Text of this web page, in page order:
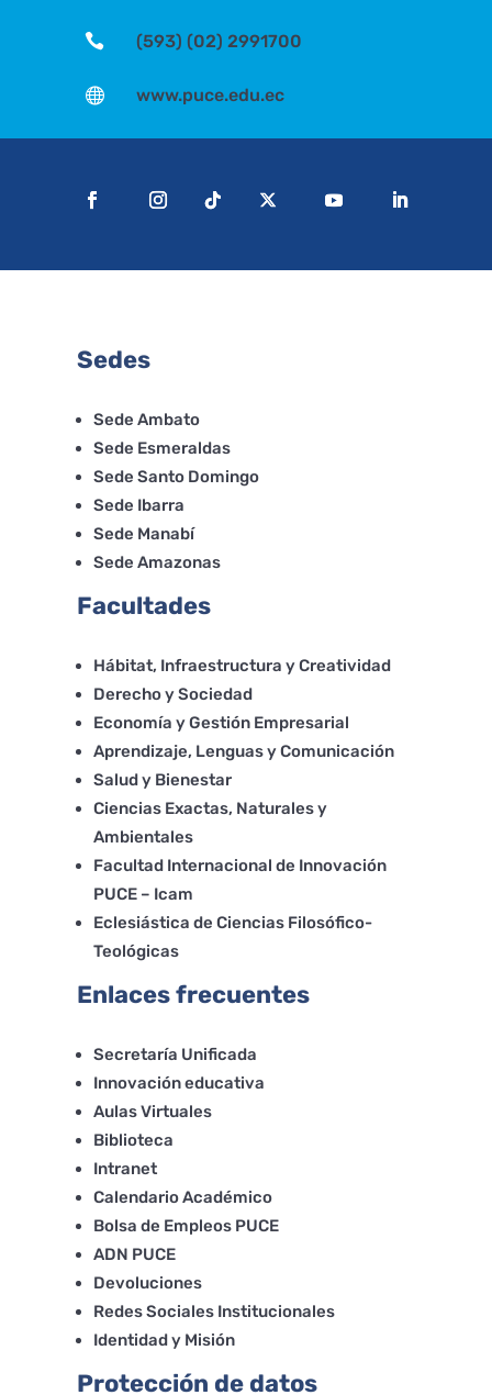
 (593) (02) 2991700
 www.puce.edu.ec
Sedes
Sede Ambato
Sede Esmeraldas
Sede Santo Domingo
Sede Ibarra
Sede Manabí
Sede Amazonas
Facultades
Hábitat, Infraestructura y Creatividad
Derecho y Sociedad
Economía y Gestión Empresarial
Aprendizaje, Lenguas y Comunicación
Salud y Bienestar
Ciencias Exactas, Naturales y
Ambientales
Facultad Internacional de Innovación
PUCE – Icam
Eclesiástica de Ciencias Filosófico-
Teológicas
Enlaces frecuentes
Secretaría Unificada
Innovación educativa
Aulas Virtuales
Biblioteca
Intranet
Calendario Académico
Bolsa de Empleos PUCE
ADN PUCE
Devoluciones
Redes Sociales Institucionales
Identidad y Misión
Protección de datos